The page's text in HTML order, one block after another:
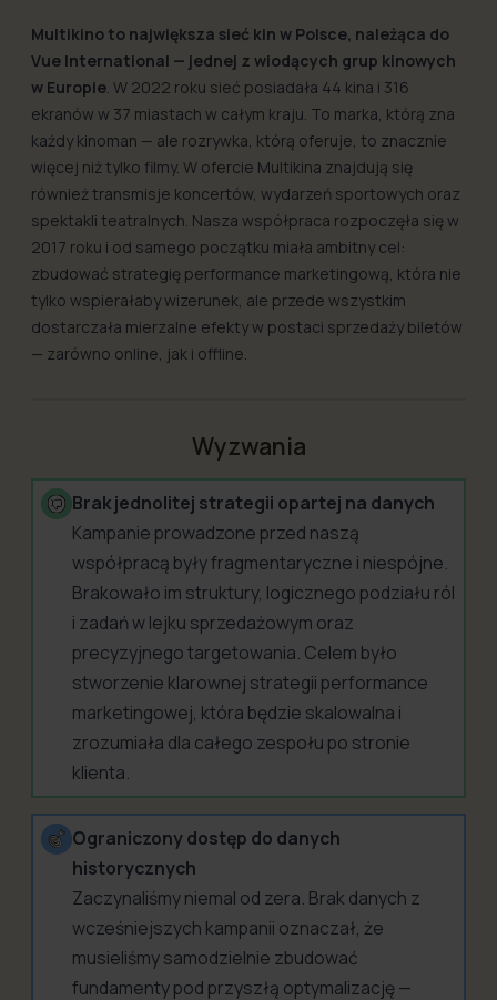
Multikino to największa sieć kin w Polsce, należąca do
Vue International — jednej z wiodących grup kinowych
w Europie . W 2022 roku sieć posiadała 44 kina i 316
ekranów w 37 miastach w całym kraju. To marka, którą zna
każdy kinoman — ale rozrywka, którą oferuje, to znacznie
więcej niż tylko filmy. W ofercie Multikina znajdują się
również transmisje koncertów, wydarzeń sportowych oraz
spektakli teatralnych. Nasza współpraca rozpoczęła się w
2017 roku i od samego początku miała ambitny cel:
zbudować strategię performance marketingową, która nie
tylko wspierałaby wizerunek, ale przede wszystkim
dostarczała mierzalne efekty w postaci sprzedaży biletów
— zarówno online, jak i offline.
Wyzwania
Brak jednolitej strategii opartej na danych
Kampanie prowadzone przed naszą
współpracą były fragmentaryczne i niespójne.
Brakowało im struktury, logicznego podziału ról
i zadań w lejku sprzedażowym oraz
precyzyjnego targetowania. Celem było
stworzenie klarownej strategii performance
marketingowej, która będzie skalowalna i
zrozumiała dla całego zespołu po stronie
klienta.
Ograniczony dostęp do danych
historycznych
Zaczynaliśmy niemal od zera. Brak danych z
wcześniejszych kampanii oznaczał, że
musieliśmy samodzielnie zbudować
fundamenty pod przyszłą optymalizację —